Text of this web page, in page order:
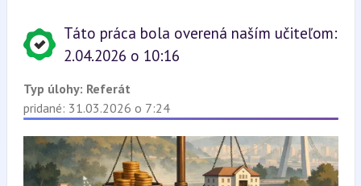
Táto práca bola overená naším učiteľom:
2.04.2026 o 10:16
Typ úlohy: Referát
pridané: 31.03.2026 o 7:24